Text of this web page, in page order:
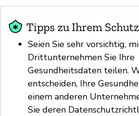
Tipps zu Ihrem Schutz
Seien Sie sehr vorsichtig,
Drittunternehmen Sie Ihre
Gesundheitsdaten teilen.
entscheiden, Ihre
einem anderen
Sie deren